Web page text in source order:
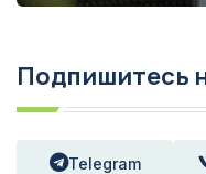
Подпишитесь
Telegram